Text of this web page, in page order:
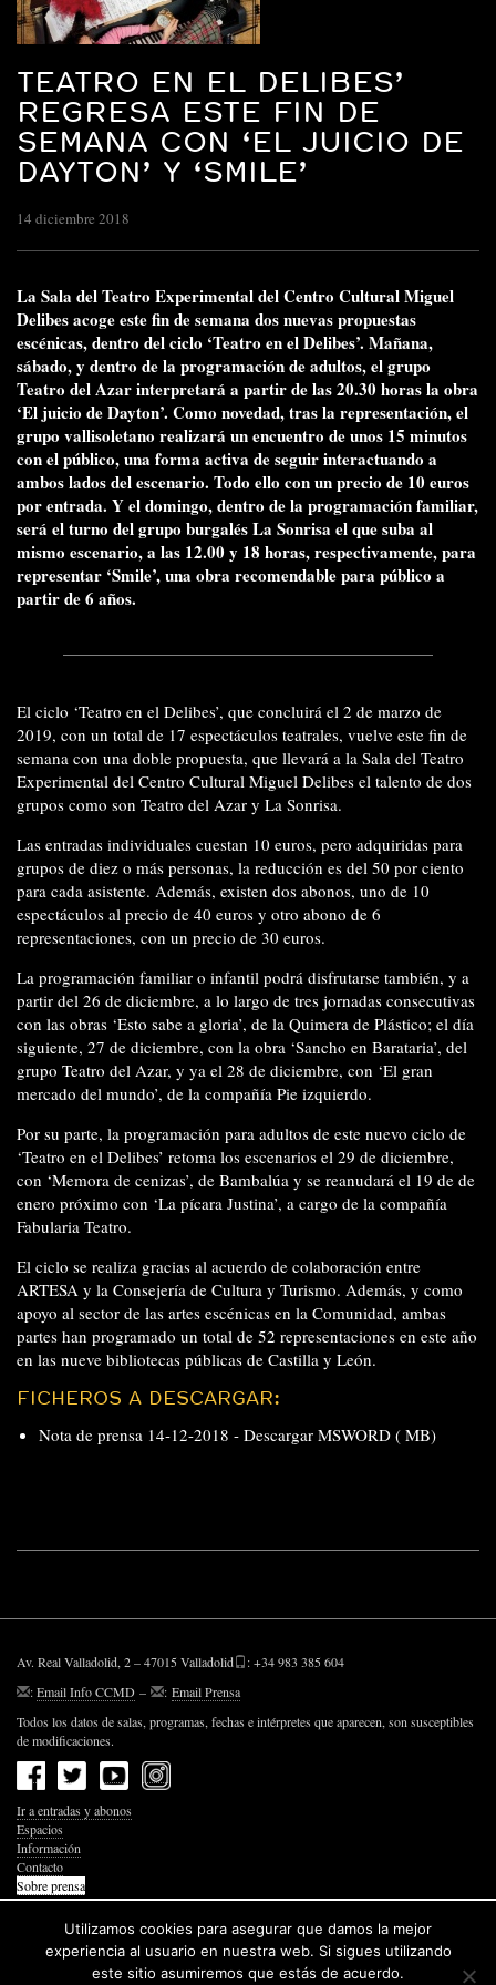
TEATRO EN EL DELIBES’
REGRESA ESTE FIN DE
SEMANA CON ‘EL JUICIO DE
DAYTON’ Y ‘SMILE’
14 diciembre 2018
La Sala del Teatro Experimental del Centro Cultural Miguel
Delibes acoge este fin de semana dos nuevas propuestas
escénicas, dentro del ciclo ‘Teatro en el Delibes’. Mañana,
sábado, y dentro de la programación de adultos, el grupo
Teatro del Azar interpretará a partir de las 20.30 horas la obra
‘El juicio de Dayton’. Como novedad, tras la representación, el
grupo vallisoletano realizará un encuentro de unos 15 minutos
con el público, una forma activa de seguir interactuando a
ambos lados del escenario. Todo ello con un precio de 10 euros
por entrada. Y el domingo, dentro de la programación familiar,
será el turno del grupo burgalés La Sonrisa el que suba al
mismo escenario, a las 12.00 y 18 horas, respectivamente, para
representar ‘Smile’, una obra recomendable para público a
partir de 6 años.
El ciclo ‘Teatro en el Delibes’, que concluirá el 2 de marzo de
2019, con un total de 17 espectáculos teatrales, vuelve este fin de
semana con una doble propuesta, que llevará a la Sala del Teatro
Experimental del Centro Cultural Miguel Delibes el talento de dos
grupos como son Teatro del Azar y La Sonrisa.
Las entradas individuales cuestan 10 euros, pero adquiridas para
grupos de diez o más personas, la reducción es del 50 por ciento
para cada asistente. Además, existen dos abonos, uno de 10
espectáculos al precio de 40 euros y otro abono de 6
representaciones, con un precio de 30 euros.
La programación familiar o infantil podrá disfrutarse también, y a
partir del 26 de diciembre, a lo largo de tres jornadas consecutivas
con las obras ‘Esto sabe a gloria’, de la Quimera de Plástico; el día
siguiente, 27 de diciembre, con la obra ‘Sancho en Barataria’, del
grupo Teatro del Azar, y ya el 28 de diciembre, con ‘El gran
mercado del mundo’, de la compañía Pie izquierdo.
Por su parte, la programación para adultos de este nuevo ciclo de
‘Teatro en el Delibes’ retoma los escenarios el 29 de diciembre,
con ‘Memora de cenizas’, de Bambalúa y se reanudará el 19 de de
enero próximo con ‘La pícara Justina’, a cargo de la compañía
Fabularia Teatro.
El ciclo se realiza gracias al acuerdo de colaboración entre
ARTESA y la Consejería de Cultura y Turismo. Además, y como
apoyo al sector de las artes escénicas en la Comunidad, ambas
partes han programado un total de 52 representaciones en este año
en las nueve bibliotecas públicas de Castilla y León.
FICHEROS A DESCARGAR:
Nota de prensa 14-12-2018 - Descargar MSWORD ( MB)
Av. Real Valladolid, 2 – 47015 Valladolid
: +34 983 385 604
:Email Info CCMD – : Email Prensa
Todos los datos de salas, programas, fechas e intérpretes que aparecen, son susceptibles
de modificaciones.
Ir a entradas y abonos
Espacios
Información
Contacto
Sobre prensa
Política de Privacidad
Política de Cookies
Accesibilidad Web
Utilizamos cookies para asegurar que damos la mejor
experiencia al usuario en nuestra web. Si sigues utilizando
este sitio asumiremos que estás de acuerdo.